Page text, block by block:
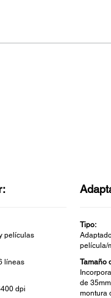
películas
líneas
dpi
Tipo:
película/
Tamaño
de
montura